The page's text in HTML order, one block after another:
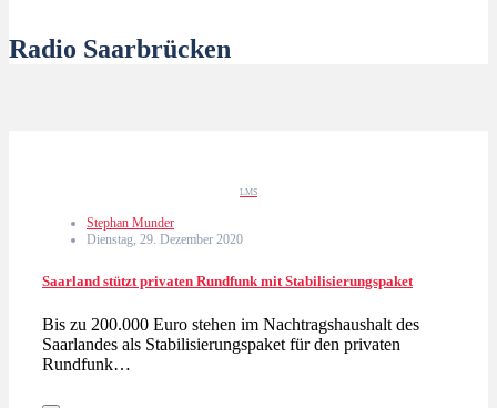
Radio Saarbrücken
LMS
Stephan Munder
Dienstag, 29. Dezember 2020
Saarland stützt privaten Rundfunk mit Stabilisierungspaket
Bis zu 200.000 Euro stehen im Nachtragshaushalt des
Saarlandes als Stabilisierungspaket für den privaten
Rundfunk…